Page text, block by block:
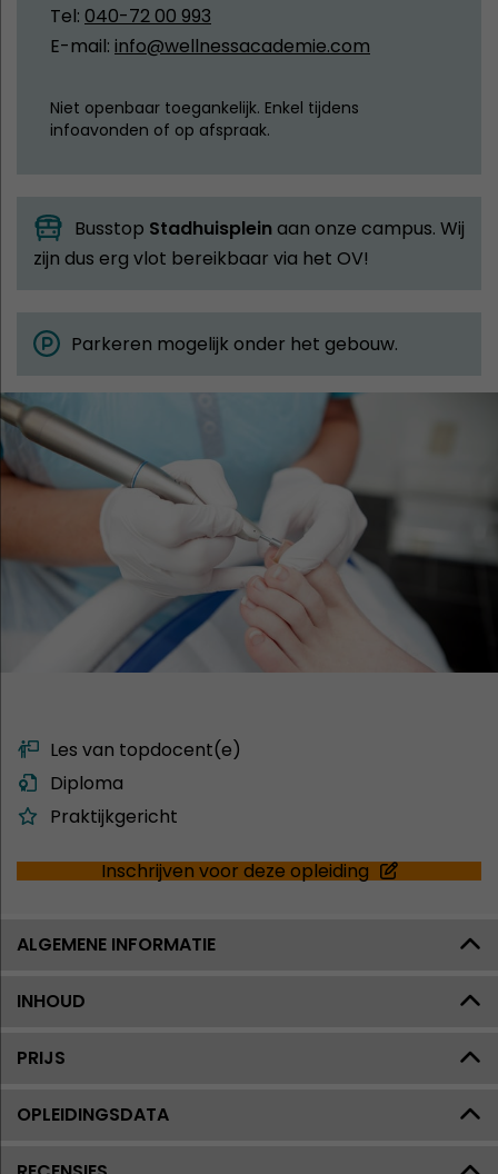
Tel: 040-72 00 993
E-mail: info@wellnessacademie.com
Niet openbaar toegankelijk. Enkel tijdens
infoavonden of op afspraak.
Busstop Stadhuispleinaan onze campus. Wij
zijn dus erg vlot bereikbaar via het OV!
Parkeren mogelijk onder het gebouw.
Les van topdocent(e)
Diploma
Praktijkgericht
Inschrijven voor deze opleiding
ALGEMENE INFORMATIE
INHOUD
PRIJS
OPLEIDINGSDATA